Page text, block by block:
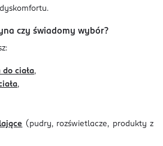
czy świadomy wybór?
ciała,
,
(pudry, rozświetlacze, produkty z